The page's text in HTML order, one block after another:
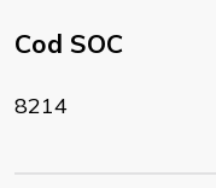
Cod SOC
8214